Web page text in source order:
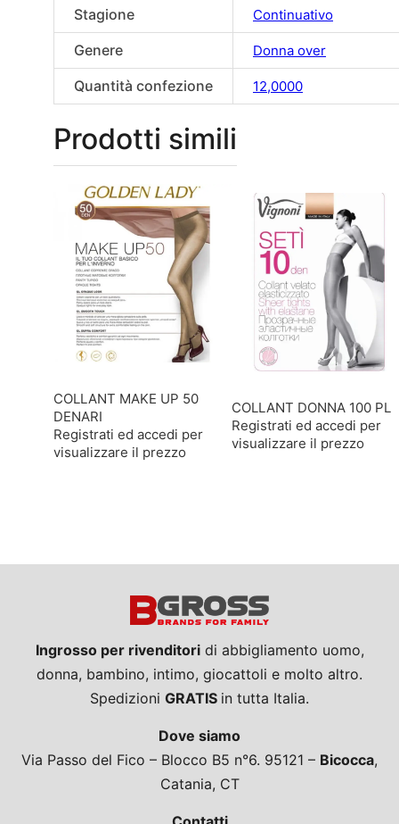
Stagione Continuativo
Genere Donna over
Quantità confezione 12,0000
Prodotti simili
COLLANT MAKE UP 50
DENARI
Registrati ed accedi per
visualizzare il prezzo
COLLANT DONNA 100 PL
Registrati ed accedi per
visualizzare il prezzo
Ingrosso per rivenditoridi abbigliamento uomo,
donna, bambino, intimo, giocattoli e molto altro.
Spedizioni GRATIS in tutta Italia.
Dove siamo
Via Passo del Fico – Blocco B5 n°6. 95121 – Bicocca,
Catania, CT